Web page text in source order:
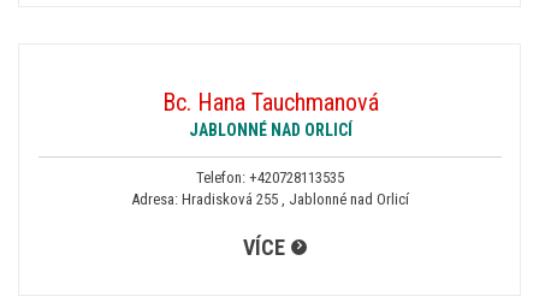
Bc. Hana Tauchmanová
JABLONNÉ NAD ORLICÍ
Telefon: +420728113535
Adresa: Hradisková 255 , Jablonné nad Orlicí
VÍCE